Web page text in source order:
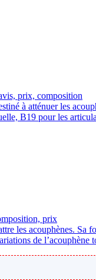
prix, composition
à atténuer les
B19 pour les
prix
les acouphènes.
de l’acouphène